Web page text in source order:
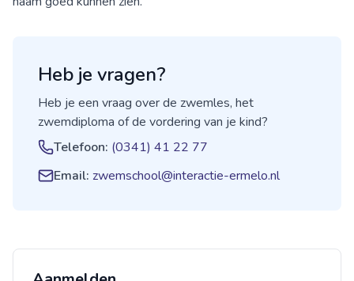
Heb je vragen?
Heb je een vraag over de zwemles, het
zwemdiploma of de vordering van je kind?
Telefoon: (0341) 41 22 77
Email: zwemschool@interactie-ermelo.nl